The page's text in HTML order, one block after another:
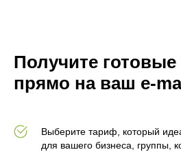
Получите
прямо на ваш e-
Выберите тариф, который
для вашего бизнеса, группы,